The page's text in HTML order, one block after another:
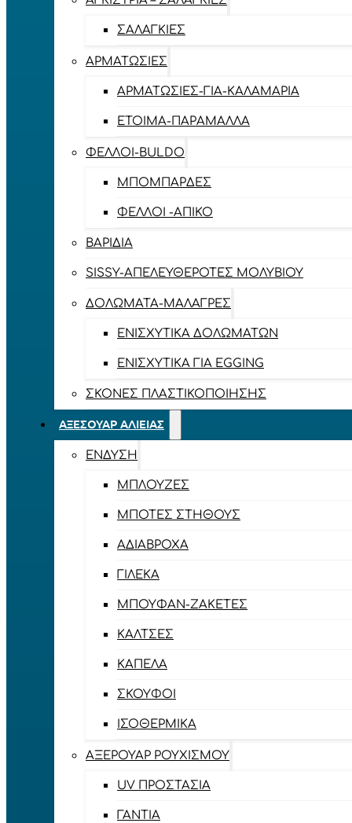
ΣΑΛΑΓΚΙΈΣ
ΑΡΜΑΤΩΣΙΈΣ
ΑΡΜΑΤΩΣΙΈΣ-ΓΙΑ-ΚΑΛΑΜΆΡΙΑ
ΈΤΟΙΜΑ-ΠΑΡΆΜΑΛΛΑ
ΦΕΛΛΟΊ-BULDO
ΜΠΟΜΠΆΡΔΕΣ
ΦΕΛΛΟΊ -ΑΠΊΚΟ
ΒΑΡΊΔΙΑ
SISSY-ΑΠΕΛΕΥΘΕΡΟΤΈΣ ΜΟΛΥΒΙΟΎ
ΔΟΛΏΜΑΤΑ-ΜΑΛΆΓΡΕΣ
ΕΝΙΣΧΥΤΙΚΆ ΔΟΛΩΜΆΤΩΝ
ΕΝΙΣΧΥΤΙΚΆ ΓΙΑ EGGING
ΣΚΌΝΕΣ ΠΛΑΣΤΙΚΟΠΟΊΗΣΗΣ
ΑΞΕΣΟΥΆΡ ΑΛΙΕΊΑΣ
ΈΝΔΥΣΗ
ΜΠΛΟΎΖΕΣ
ΜΠΌΤΕΣ ΣΤΉΘΟΥΣ
ΑΔΙΆΒΡΟΧΑ
ΓΙΛΈΚΑ
ΜΠΟΥΦΆΝ-ΖΑΚΈΤΕΣ
ΚΆΛΤΣΕΣ
ΚΑΠΈΛΑ
ΣΚΟΎΦΟΙ
ΙΣΟΘΕΡΜΙΚΆ
ΑΞΕΡΟΥΆΡ ΡΟΥΧΙΣΜΟΎ
UV ΠΡΟΣΤΑΣΊΑ
ΓΆΝΤΙΑ